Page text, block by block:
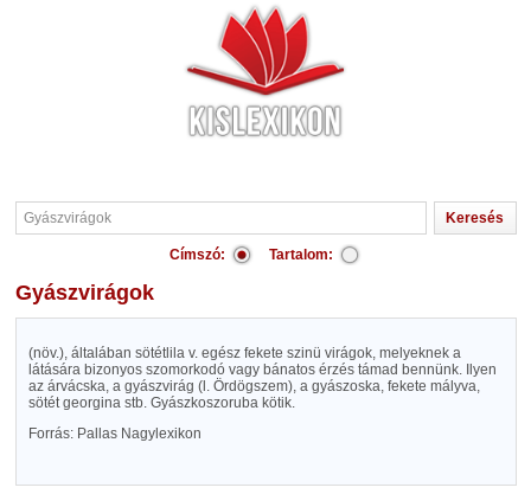
Címszó: Tartalom:
Gyászvirágok
(növ.), általában sötétlila v. egész fekete szinü virágok, melyeknek a
látására bizonyos szomorkodó vagy bánatos érzés támad bennünk. Ilyen
az árvácska, a gyászvirág (l. Ördögszem), a gyászoska, fekete mályva,
sötét georgina stb. Gyászkoszoruba kötik.
Forrás: Pallas Nagylexikon